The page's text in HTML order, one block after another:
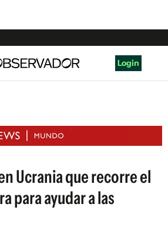
Login
Ucrania que recorre el
para ayudar a las